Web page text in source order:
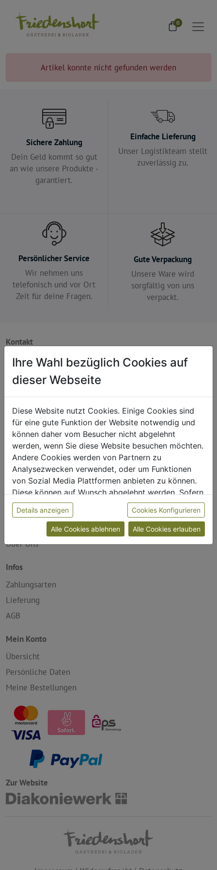
0
Artikel konnte nicht gefunden werden
Sichere Zahlung
Dein Geld kommt so gut
an wie unsere Produkte -
garantiert.
Einfache Lieferung
Unser Logistikteam stellt
zuverlässig zu.
Persönlicher Service
Wir nehmen uns
telefonisch und vor Ort
Zeit für deine Fragen.
Gute Verpackung
Unsere Ware wird
sorgfältig von uns
verpackt.
Kontakt
+43 7235 63 251 420
onlineshop@friedenshort.at
4210 Gallneukirchen
Produktkategorien
Gärtnerei
Bioladen
Floristik
Über Uns
Infos
Zahlungsarten
Lieferung
AGB
Mein Konto
Übersicht
Persönliche Daten
Meine Bestellungen
Zur Website
Ihre Wahl bezüglich Cookies auf
dieser Webseite
Diese Website nutzt Cookies. Einige Cookies sind
für eine gute Funktion der Website notwendig und
können daher vom Besucher nicht abgelehnt
werden, wenn Sie diese Website besuchen möchten.
Andere Cookies werden von Partnern zu
Analysezwecken verwendet, oder um Funktionen
von Sozial Media Plattformen anbieten zu können.
Diese können auf Wunsch abgelehnt werden. Sofern
sie unsere Webseite weiter nutzen, geben Sie
Einwilligung zu unseren Cookies.
Details anzeigen Cookies Konfigurieren
Alle Cookies ablehnen Alle Cookies erlauben